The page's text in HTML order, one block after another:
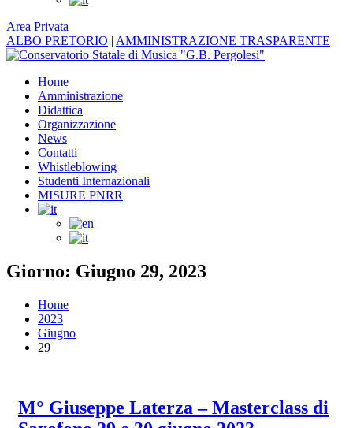
Area Privata
ALBO PRETORIO | AMMINISTRAZIONE TRASPARENTE
Home
Amministrazione
Didattica
Organizzazione
News
Contatti
Whistleblowing
Studenti Internazionali
MISURE PNRR
Giorno: Giugno 29, 2023
Home
2023
Giugno
29
M° Giuseppe Laterza – Masterclass di